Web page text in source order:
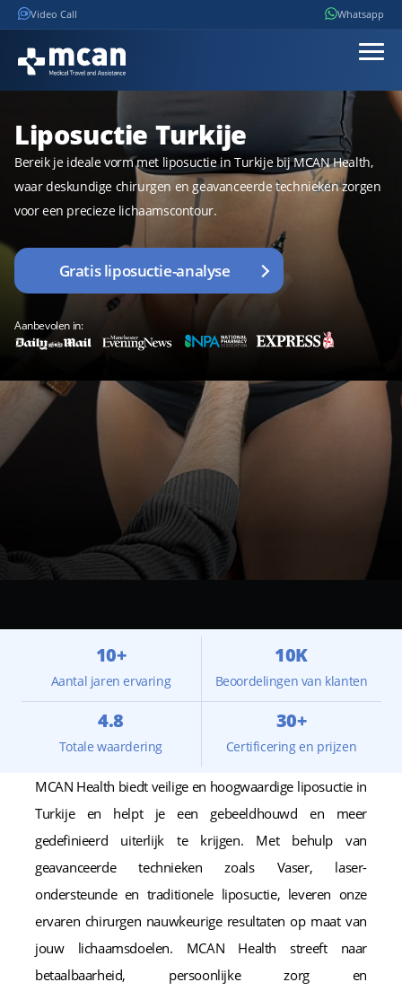
Video Call Whatsapp
Liposuctie Turkije
Bereik je ideale vorm met liposuctie in Turkije bij MCAN Health,
waar deskundige chirurgen en geavanceerde technieken zorgen
voor een precieze lichaamscontour.
Gratis liposuctie-analyse
Aanbevolen in:
10+
Aantal jaren ervaring
10K
Beoordelingen van klanten
4.8
Totale waardering
30+
Certificering en prijzen
MCAN Health biedt veilige en hoogwaardige liposuctie in
Turkije en helpt je een gebeeldhouwd en meer
gedefinieerd uiterlijk te krijgen. Met behulp van
geavanceerde technieken zoals Vaser, laser-
ondersteunde en traditionele liposuctie, leveren onze
ervaren chirurgen nauwkeurige resultaten op maat van
jouw lichaamsdoelen. MCAN Health streeft naar
betaalbaarheid, persoonlijke zorg en